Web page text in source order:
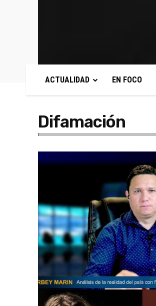
ACTUALIDAD EN FOCO
Difamación